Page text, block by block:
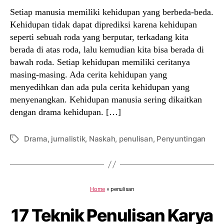
Setiap manusia memiliki kehidupan yang berbeda-beda.
Kehidupan tidak dapat diprediksi karena kehidupan
seperti sebuah roda yang berputar, terkadang kita
berada di atas roda, lalu kemudian kita bisa berada di
bawah roda. Setiap kehidupan memiliki ceritanya
masing-masing. Ada cerita kehidupan yang
menyedihkan dan ada pula cerita kehidupan yang
menyenangkan. Kehidupan manusia sering dikaitkan
dengan drama kehidupan. […]
TagsDrama, jurnalistik, Naskah, penulisan, Penyuntingan
Home »penulisan
17 Teknik Penulisan Karya